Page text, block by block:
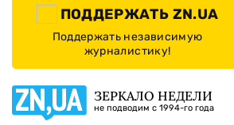
ПОДДЕРЖАТЬ ZN.UA
Поддержать независимую
журналистику!
ЗЕРКАЛО НЕДЕЛИ
не подводим с 1994-го года